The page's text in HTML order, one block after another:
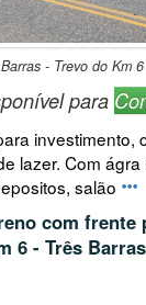
- Trevo do Km
para
investimento,
lazer. Com
salão
com frente
6 - Três